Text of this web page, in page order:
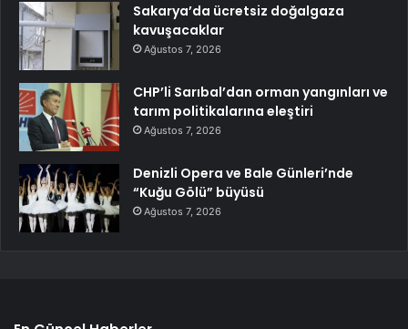
Sakarya’da ücretsiz doğalgaza
kavuşacaklar
Ağustos 7, 2026
CHP’li Sarıbal’dan orman yangınları ve
tarım politikalarına eleştiri
Ağustos 7, 2026
Denizli Opera ve Bale Günleri’nde
“Kuğu Gölü” büyüsü
Ağustos 7, 2026